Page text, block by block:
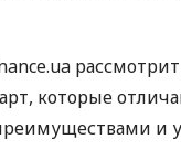
которые
и